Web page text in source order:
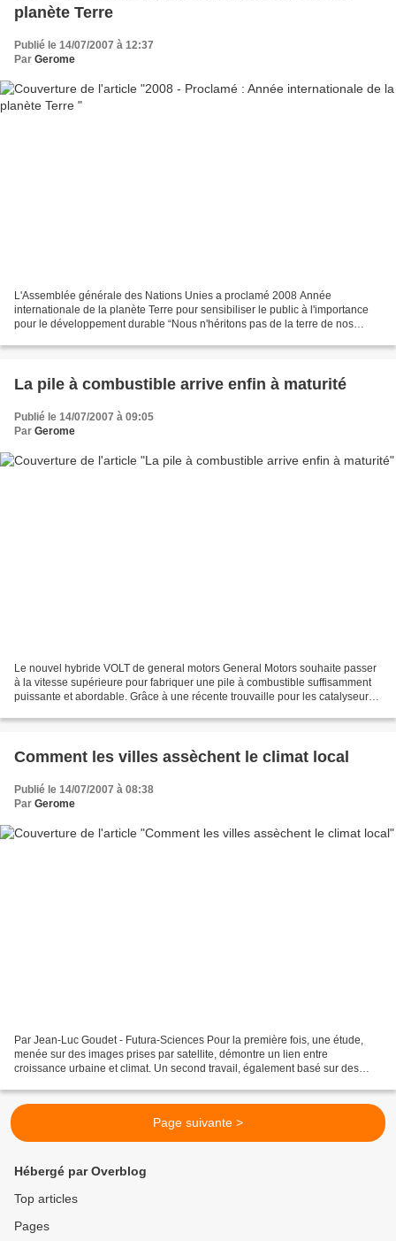
planète Terre
Publié le 14/07/2007 à 12:37
Par Gerome
L'Assemblée générale des Nations Unies a proclamé 2008 Année
internationale de la planète Terre pour sensibiliser le public à l'importance
pour le développement durable “Nous n'héritons pas de la terre de nos
La pile à combustible arrive enfin à maturité
Publié le 14/07/2007 à 09:05
Par Gerome
Le nouvel hybride VOLT de general motors General Motors souhaite passer
à la vitesse supérieure pour fabriquer une pile à combustible suffisamment
puissante et abordable. Grâce à une récente trouvaille pour les catalyseurs,
Comment les villes assèchent le climat local
Publié le 14/07/2007 à 08:38
Par Gerome
Par Jean-Luc Goudet - Futura-Sciences Pour la première fois, une étude,
menée sur des images prises par satellite, démontre un lien entre
croissance urbaine et climat. Un second travail, également basé sur des
Page suivante >
Hébergé par Overblog
Top articles
Pages